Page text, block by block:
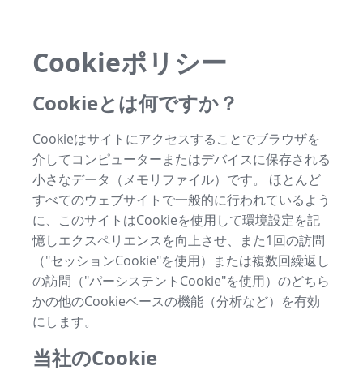
Cookieポリシー
Cookieとは何ですか？
Cookieはサイトにアクセスすることでブラウザを
介してコンピューターまたはデバイスに保存される
小さなデータ（メモリファイル）です。 ほとんど
すべてのウェブサイトで一般的に行われているよう
に、このサイトはCookieを使用して環境設定を記
憶しエクスペリエンスを向上させ、また1回の訪問
（"セッションCookie"を使用）または複数回繰返し
の訪問（"パーシステントCookie"を使用）のどちら
かの他のCookieベースの機能（分析など）を有効
にします。
当社のCookie